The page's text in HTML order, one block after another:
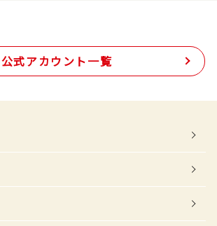
公式アカウント一覧